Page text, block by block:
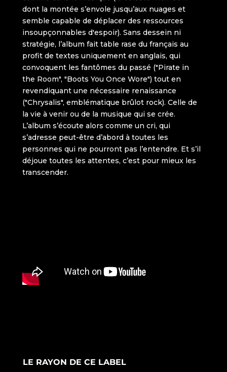
LE RAYON DE CE LABEL